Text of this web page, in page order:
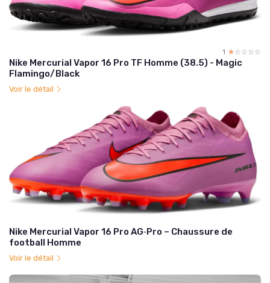
1 ☆☆☆☆☆
★★★★★
Nike Mercurial Vapor 16 Pro TF Homme (38.5) - Magic
Flamingo/Black
Voir le détail
Nike Mercurial Vapor 16 Pro AG‑Pro – Chaussure de
football Homme
Voir le détail